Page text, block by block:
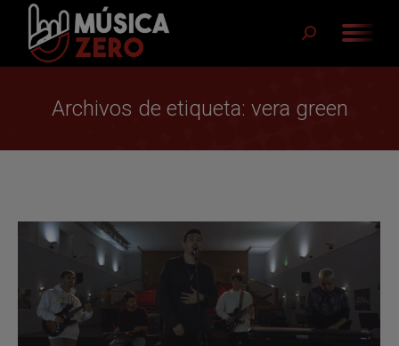
Buscar:
Archivos de etiqueta: vera green